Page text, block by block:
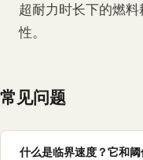
超耐力时长下的燃
性。
常见问题
什么是临界速度？它和